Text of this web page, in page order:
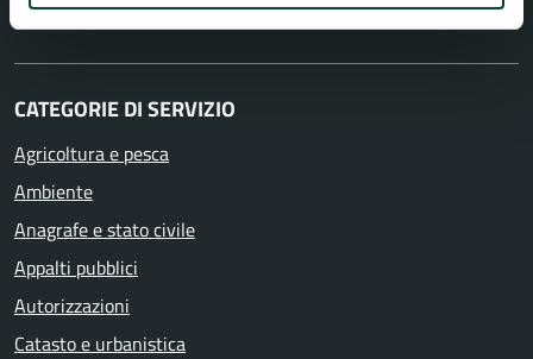
Documenti e dati
CATEGORIE DI SERVIZIO
Agricoltura e pesca
Ambiente
Anagrafe e stato civile
Appalti pubblici
Autorizzazioni
Catasto e urbanistica